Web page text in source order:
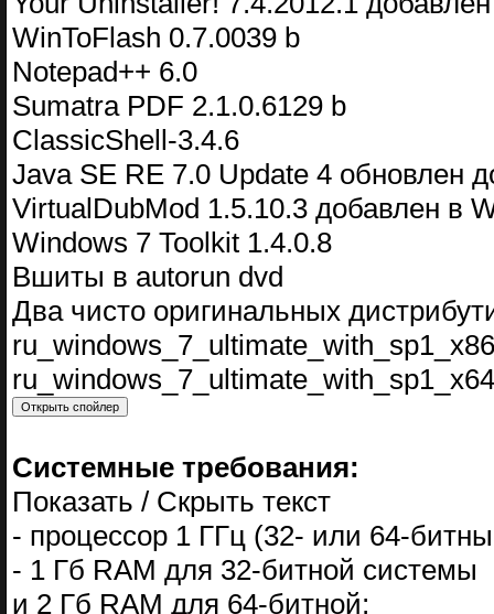
WinToFlash 0.7.0039 b
Notepad++ 6.0
Sumatra PDF 2.1.0.6129 b
ClassicShell-3.4.6
Java SE RE 7.0 Update 4 обновлен
VirtualDubMod 1.5.10.3 добавлен в
Windows 7 Toolkit 1.4.0.8
Вшиты в autorun dvd
Два чисто оригинальных
Системные требования:
Показать / Скрыть текст
- процессор 1 ГГц (32- или 64-
- 1 Гб RAM для 32-битной системы
и 2 Гб RAM для 64-битной;